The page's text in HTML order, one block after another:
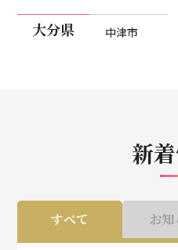
大分県 中津市
新
すべて お